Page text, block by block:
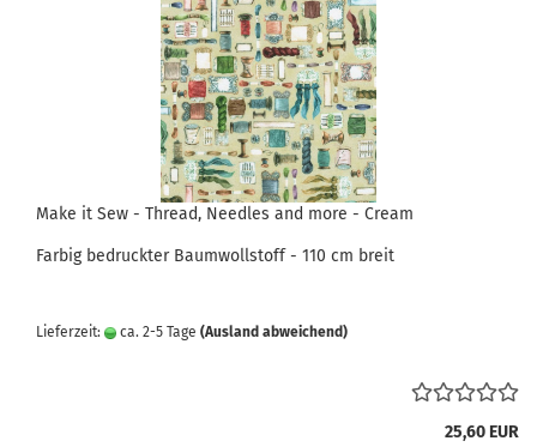
Make it Sew - Thread, Needles and more - Cream
Farbig bedruckter Baumwollstoff - 110 cm breit
Lieferzeit: ca. 2-5 Tage (Ausland abweichend)
25,60 EUR